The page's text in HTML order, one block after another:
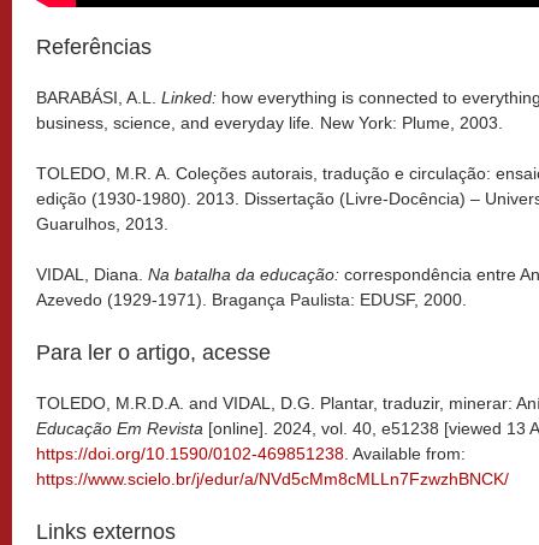
Referências
BARABÁSI, A.L. Linked: how everything is connected to
business, science, and everyday life New York: Plume, 2003.
TOLEDO, M.R. A. Coleções autorais, tradução e circulação:
edição (1930-1980). 2013. Dissertação (Livre-Docência) –
Guarulhos, 2013.
VIDAL, Diana. Na batalha da educação: correspondência entre
Azevedo (1929-1971). Bragança Paulista: EDUSF, 2000.
Para ler o artigo, acesse
TOLEDO, M.R.D.A. and VIDAL, D.G. Plantar, traduzir, minerar:
Educação Em Revista [online]. 2024, vol. 40, e51238 [viewed 13
https://doi.org/10.1590/0102-469851238 . Available from:
https://www.scielo.br/j/edur/a/NVd5cMm8cMLLn7FzwzhBNCK/
Links externos